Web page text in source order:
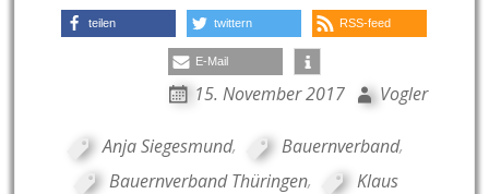
teilen twittern RSS-feed
E-Mail
15. November 2017 Vogler
Anja Siegesmund, Bauernverband,
Bauernverband Thüringen,
Klaus